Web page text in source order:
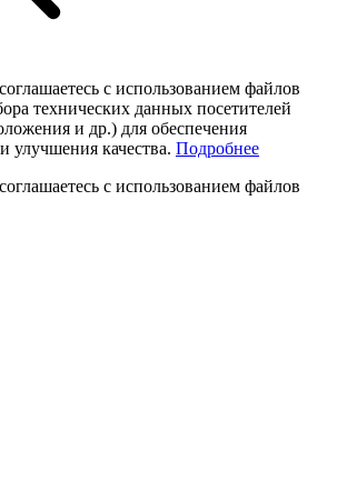
с использованием файлов
технических данных посетителей
и др.) для обеспечения
улучшения качества. Подробнее
с использованием файлов